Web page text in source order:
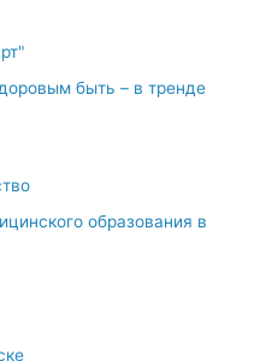
быть – в тренде
образования в